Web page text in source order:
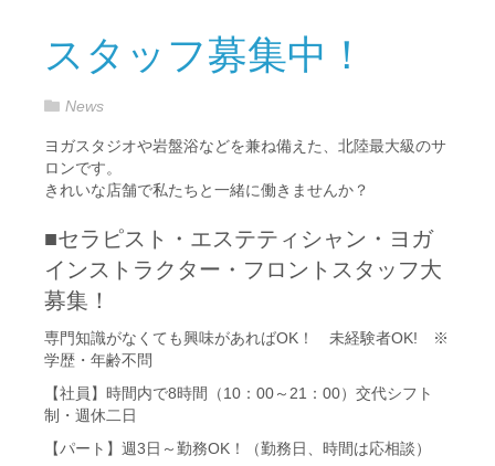
スタッフ募集中！
News
ヨガスタジオや岩盤浴などを兼ね備えた、北陸最大級のサ
ロンです。
きれいな店舗で私たちと一緒に働きませんか？
■セラピスト・エステティシャン・ヨガ
インストラクター・フロントスタッフ大
募集！
専門知識がなくても興味があればOK！ 未経験者OK! ※
学歴・年齢不問
【社員】時間内で8時間（10：00～21：00）交代シフト
制・週休二日
【パート】週3日～勤務OK！（勤務日、時間は応相談）